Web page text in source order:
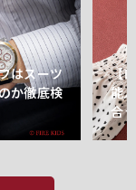
はスーツ
か徹底検
【
能
合